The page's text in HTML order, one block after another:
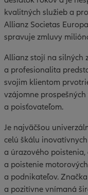
kvalitných služieb a
Allianz Societas
spravuje zmluvy
Allianz stojí na silných
a profesionalita
svojim klientom
vzájomne
a poisťovateľom.
Je najväčšou
celú škálu
a úrazového
a poistenie
a podnikateľov.
a pozitívne vnímaná